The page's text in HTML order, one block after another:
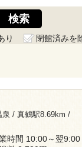
り
閉館済みを
泉 / 真鶴駅8.69km /
時間 10:00～翌9:00